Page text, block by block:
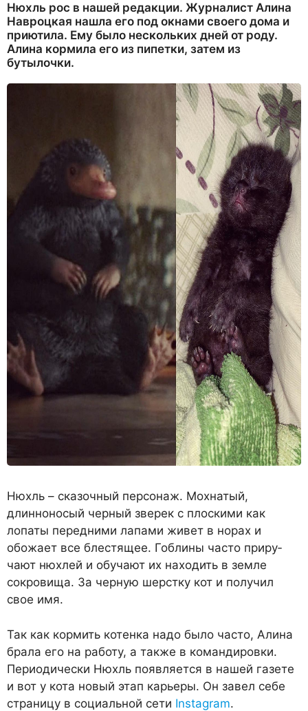
Нюхль рос в нашей редакции. Журналист Алина
Навроцкая нашла его под окнами своего дома и
приютила. Ему было не­скольких дней от роду.
Алина кормила его из пипетки, затем из
бутылочки.
Нюхль – сказочный персо­наж. Мохнатый,
длинноносый черный зверек с плоскими как
лопаты передними лапами жи­вет в норах и
обожает все бле­стящее. Гоблины часто приру­
чают нюхлей и обучают их на­ходить в земле
сокровища. За черную шерстку кот и получил
свое имя.
Так как кормить котенка надо было часто, Алина
брала его на работу, а также в командиров­ки.
Периодически Нюхль по­является в нашей газете
и вот у кота новый этап карьеры. Он завел себе
страницу в социаль­ной сети Instagram.